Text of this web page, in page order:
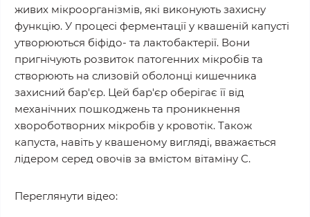
живих мікроорганізмів, які виконують захисну
функцію. У процесі ферментації у квашеній капусті
утворюються біфідо- та лактобактерії. Вони
пригнічують розвиток патогенних мікробів та
створюють на слизовій оболонці кишечника
захисний бар'єр. Цей бар'єр оберігає її від
механічних пошкоджень та проникнення
хвороботворних мікробів у кровотік. Також
капуста, навіть у квашеному вигляді, вважається
лідером серед овочів за вмістом вітаміну С.
Переглянути відео: